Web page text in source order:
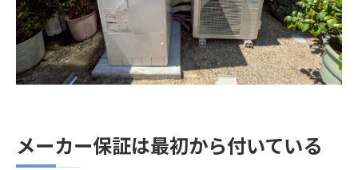
メーカー保証は最初から付いている